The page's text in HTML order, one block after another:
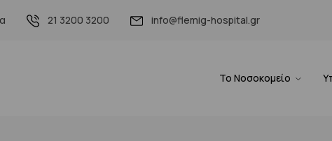
21 3200 3200 info@flemig-hospital.gr
Το Νοσοκομείο